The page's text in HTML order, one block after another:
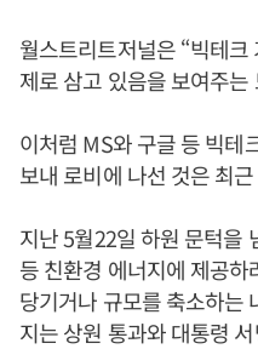
월스트리트저널은 “빅테
제로 삼고 있음을 보여주
이처럼 MS와 구글 등 빅테
보내 로비에 나선 것은 최
지난 5월22일 하원 문턱을
등 친환경 에너지에 제공
당기거나 규모를 축소하는
지는 상원 통과와 대통령